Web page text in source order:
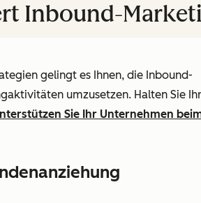
Inbound-
gelingt es Ihnen, die Inbound-
umzusetzen. Halten Sie Ihr
Sie Ihr Unternehmen